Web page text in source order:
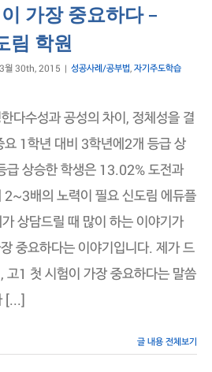
가장 중요하다 –
림 학원
3월 30th, 2015 | 성공사례/공부법,자기주도학습
다수성과 공성의 차이, 정체성을 결
요 1학년 대비 3학년에2개 등급 상
급 상승한 학생은 13.02% 도전과
2~3배의 노력이 필요 신도림 에듀플
상담드릴 때 많이 하는 이야기가
중요하다는 이야기입니다. 제가 드
고1 첫 시험이 가장 중요하다는 말씀
[...]
글 내용 전체보기